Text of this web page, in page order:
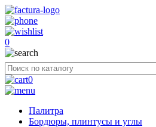
0
0
Палитра
Бордюры, плинтусы и углы